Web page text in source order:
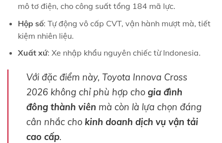
mô tơ điện, cho công suất tổng 184 mã lực.
Hộp số: Tự động vô cấp CVT, vận hành mượt mà, tiết
kiệm nhiên liệu.
Xuất xứ: Xe nhập khẩu nguyên chiếc từ Indonesia.
Với đặc điểm này, Toyota Innova Cross
2026 không chỉ phù hợp cho gia đình
đông thành viên mà còn là lựa chọn đáng
cân nhắc cho kinh doanh dịch vụ vận tải
cao cấp.